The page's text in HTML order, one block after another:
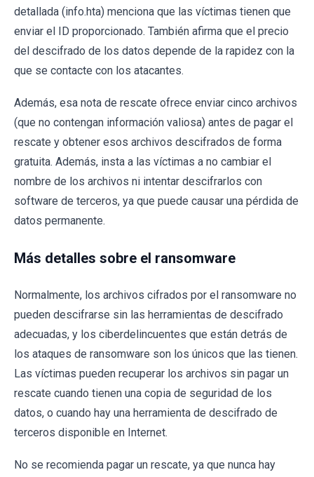
detallada (info.hta) menciona que las víctimas tienen que
enviar el ID proporcionado. También afirma que el precio
del descifrado de los datos depende de la rapidez con la
que se contacte con los atacantes.
Además, esa nota de rescate ofrece enviar cinco archivos
(que no contengan información valiosa) antes de pagar el
rescate y obtener esos archivos descifrados de forma
gratuita. Además, insta a las víctimas a no cambiar el
nombre de los archivos ni intentar descifrarlos con
software de terceros, ya que puede causar una pérdida de
datos permanente.
Más detalles sobre el ransomware
Normalmente, los archivos cifrados por el ransomware no
pueden descifrarse sin las herramientas de descifrado
adecuadas, y los ciberdelincuentes que están detrás de
los ataques de ransomware son los únicos que las tienen.
Las víctimas pueden recuperar los archivos sin pagar un
rescate cuando tienen una copia de seguridad de los
datos, o cuando hay una herramienta de descifrado de
terceros disponible en Internet.
No se recomienda pagar un rescate, ya que nunca hay